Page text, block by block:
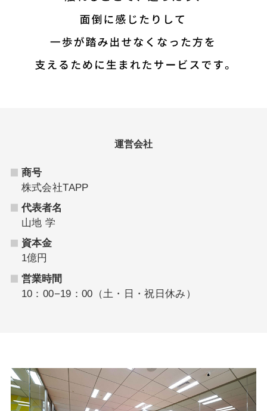
運営会社
商号
株式会社TAPP
代表者名
山地 学
資本金
1億円
営業時間
10：00−19：00（土・日・祝日休み）